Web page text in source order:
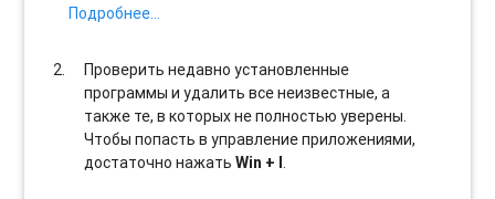
Подробнее…
Проверить недавно установленные
программы и удалить все неизвестные, а
также те, в которых не полностью уверены.
Чтобы попасть в управление приложениями,
достаточно нажатьWin + I.